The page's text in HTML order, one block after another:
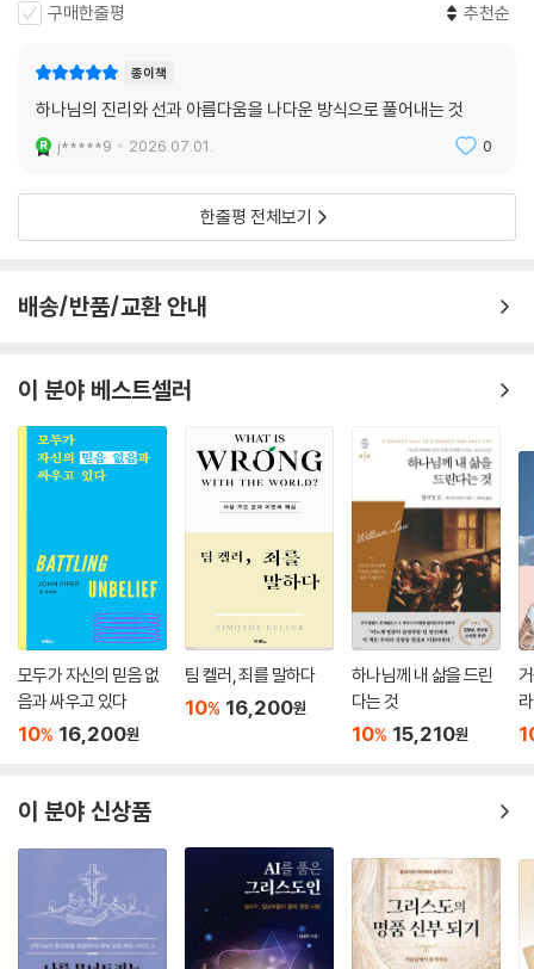
구매한줄평 추천순
종이책
하나님의 진리와 선과 아름다움을 나다운 방식으로 풀어내는 것
j*****9 2026.07.01. 0
한줄평 전체보기
배송/반품/교환 안내
이 분야 베스트셀러
모두가 자신의 믿음 없
음과 싸우고 있다
10% 16,200원
팀 켈러, 죄를 말하다
10% 16,200원
하나님께 내 삶을 드린
다는 것
10% 15,210원
라
이 분야 신상품